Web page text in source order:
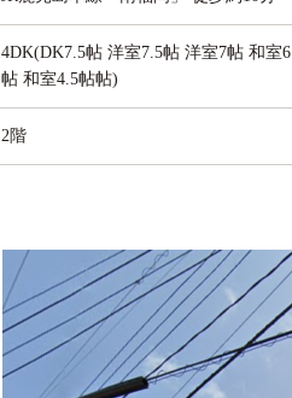
4DK(DK7.5帖 洋室7.5帖 洋室7帖 和室6
帖 和室4.5帖帖)
2階